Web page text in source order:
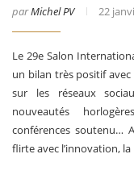
parMichel PV 22
Le 29e Salon
un bilan très positif avec
sur les réseaux
nouveautés
conférences soutenu…
flirte avec l’innovation,